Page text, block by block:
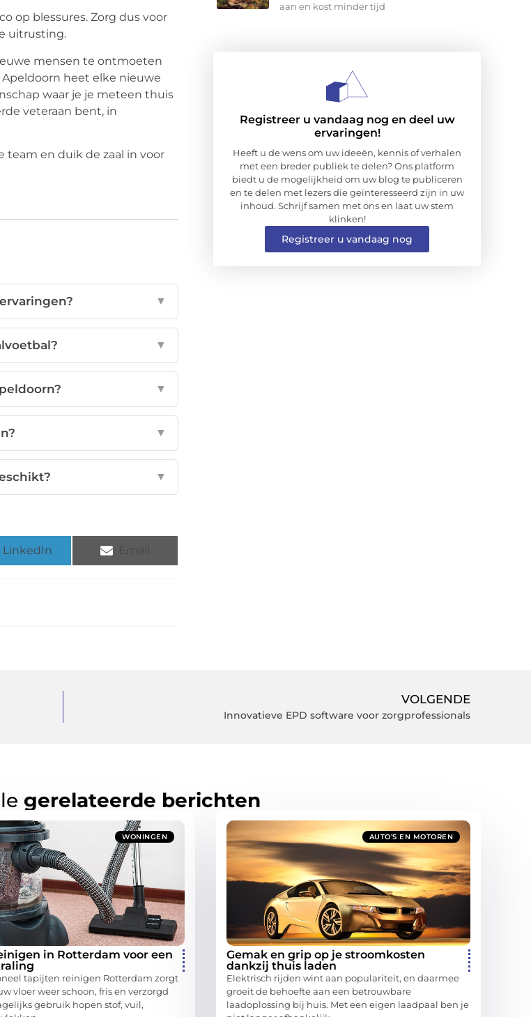
op blessures. Zorg dus voor
uitrusting.
mensen te ontmoeten
heet elke nieuwe
waar je je meteen thuis
veteraan bent, in
team en duik de zaal in voor
▼
▼
▼
▼
▼
LinkedIn
aan en kost minder tijd
Registreer u vandaag nog en deel uw
ervaringen!
Heeft u de wens om uw ideeën, kennis of verhalen
met een breder publiek te delen? Ons platform
biedt u de mogelijkheid om uw blog te publiceren
en te delen met lezers die geïnteresseerd zijn in uw
inhoud. Schrijf samen met ons en laat uw stem
klinken!
Registreer u vandaag nog
VOLGENDE
Innovatieve EPD software voor zorgprofessionals
gerelateerde berichten
WONINGEN
in Rotterdam voor een
tapijten reinigen Rotterdam zorgt
vloer weer schoon, fris en verzorgd
gebruik hopen stof, vuil,
AUTO’S EN MOTOREN
Gemak en grip op je stroomkosten
dankzij thuis laden
Elektrisch rijden wint aan populariteit, en daarmee
groeit de behoefte aan een betrouwbare
laadoplossing bij huis. Met een eigen laadpaal ben je